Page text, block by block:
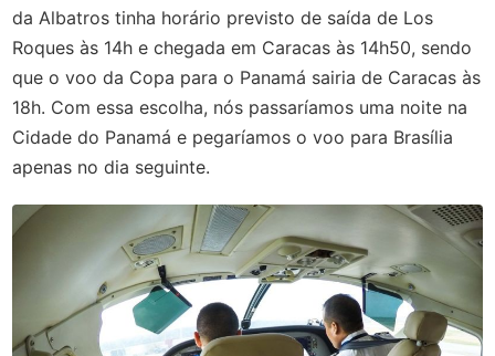
da Albatros tinha horário previsto de saída de Los
Roques às 14h e chegada em Caracas às 14h50, sendo
que o voo da Copa para o Panamá sairia de Caracas às
18h. Com essa escolha, nós passaríamos uma noite na
Cidade do Panamá e pegaríamos o voo para Brasília
apenas no dia seguinte.